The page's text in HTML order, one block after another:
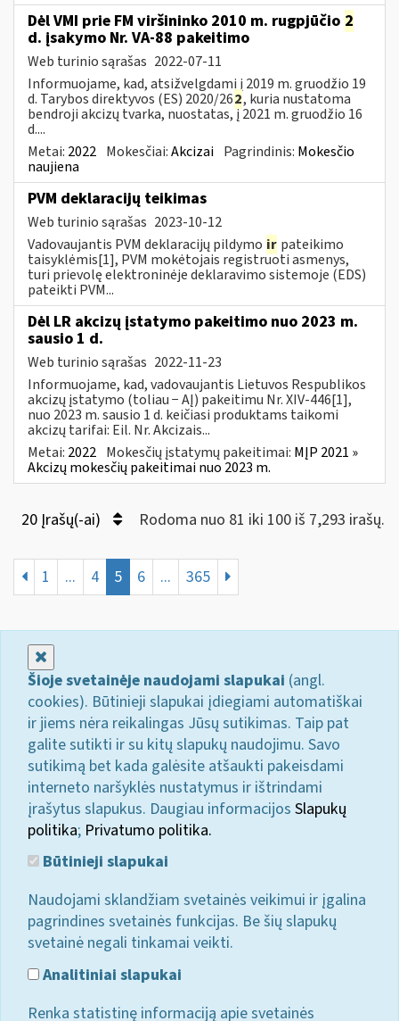
Dėl VMI prie FM viršininko 2010 m. rugpjūčio 2
d. įsakymo Nr. VA-88 pakeitimo
Web turinio sąrašas 2022-07-11
Informuojame, kad, atsižvelgdami į 2019 m. gruodžio 19
d. Tarybos direktyvos (ES) 2020/262, kuria nustatoma
bendroji akcizų tvarka, nuostatas, į 2021 m. gruodžio 16
d....
Metai: 2022 Mokesčiai:Akcizai Pagrindinis: Mokesčio
naujiena
PVM deklaracijų teikimas
Web turinio sąrašas 2023-10-12
Vadovaujantis PVM deklaracijų pildymo ir pateikimo
taisyklėmis[1], PVM mokėtojais registruoti asmenys,
turi prievolę elektroninėje deklaravimo sistemoje (EDS)
pateikti PVM...
Dėl LR akcizų įstatymo pakeitimo nuo 2023 m.
sausio 1 d.
Web turinio sąrašas 2022-11-23
Informuojame, kad, vadovaujantis Lietuvos Respublikos
akcizų įstatymo (toliau − AĮ) pakeitimu Nr. XIV-446[1],
nuo 2023 m. sausio 1 d. keičiasi produktams taikomi
akcizų tarifai: Eil. Nr. Akcizais...
Metai: 2022 Mokesčių įstatymų pakeitimai: MĮP 2021 »
Akcizų mokesčių pakeitimai nuo 2023 m.
20 Įrašų(-ai) Rodoma nuo 81 iki 100 iš 7,293 irašų.
1 ... 4 5 6 ... 365
Šioje svetainėje naudojami slapukai (angl.
cookies). Būtinieji slapukai įdiegiami automatiškai
ir jiems nėra reikalingas Jūsų sutikimas. Taip pat
galite sutikti ir su kitų slapukų naudojimu. Savo
sutikimą bet kada galėsite atšaukti pakeisdami
interneto naršyklės nustatymus ir ištrindami
įrašytus slapukus. Daugiau informacijos Slapukų
politika; Privatumo politika.
Būtinieji slapukai
Naudojami sklandžiam svetainės veikimui ir įgalina
pagrindines svetainės funkcijas. Be šių slapukų
svetainė negali tinkamai veikti.
Analitiniai slapukai
Renka statistinę informaciją apie svetainės